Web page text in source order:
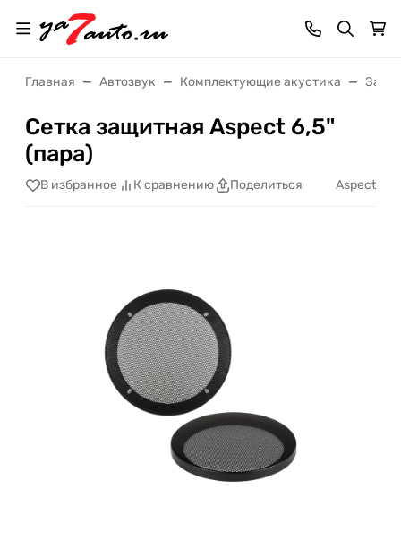
Главная Автозвук Комплектующие акустика
Сетка защитная Aspect 6,5"
(пара)
В избранное К сравнению Поделиться Aspect